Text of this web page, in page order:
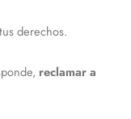
derechos.
reclamar a